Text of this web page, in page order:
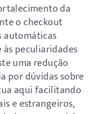
da
o checkout
automáticas
peculiaridades
uma redução
por dúvidas sobre
aqui facilitando
e estrangeiros,